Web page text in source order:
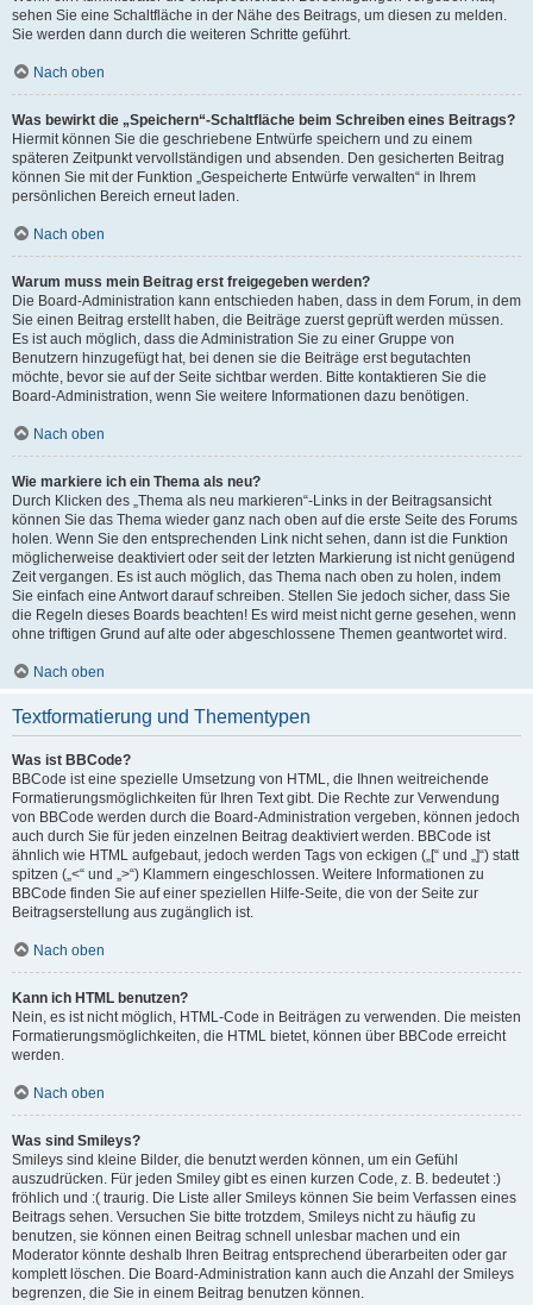
sehen Sie eine Schaltfläche in der Nähe des Beitrags, um diesen zu melden.
Sie werden dann durch die weiteren Schritte geführt.
Nach oben
Was bewirkt die „Speichern“-Schaltfläche beim Schreiben eines Beitrags?
Hiermit können Sie die geschriebene Entwürfe speichern und zu einem
späteren Zeitpunkt vervollständigen und absenden. Den gesicherten Beitrag
können Sie mit der Funktion „Gespeicherte Entwürfe verwalten“ in Ihrem
persönlichen Bereich erneut laden.
Nach oben
Warum muss mein Beitrag erst freigegeben werden?
Die Board-Administration kann entschieden haben, dass in dem Forum, in dem
Sie einen Beitrag erstellt haben, die Beiträge zuerst geprüft werden müssen.
Es ist auch möglich, dass die Administration Sie zu einer Gruppe von
Benutzern hinzugefügt hat, bei denen sie die Beiträge erst begutachten
möchte, bevor sie auf der Seite sichtbar werden. Bitte kontaktieren Sie die
Board-Administration, wenn Sie weitere Informationen dazu benötigen.
Nach oben
Wie markiere ich ein Thema als neu?
Durch Klicken des „Thema als neu markieren“-Links in der Beitragsansicht
können Sie das Thema wieder ganz nach oben auf die erste Seite des Forums
holen. Wenn Sie den entsprechenden Link nicht sehen, dann ist die Funktion
möglicherweise deaktiviert oder seit der letzten Markierung ist nicht genügend
Zeit vergangen. Es ist auch möglich, das Thema nach oben zu holen, indem
Sie einfach eine Antwort darauf schreiben. Stellen Sie jedoch sicher, dass Sie
die Regeln dieses Boards beachten! Es wird meist nicht gerne gesehen, wenn
ohne triftigen Grund auf alte oder abgeschlossene Themen geantwortet wird.
Nach oben
Textformatierung und Thementypen
Was ist BBCode?
BBCode ist eine spezielle Umsetzung von HTML, die Ihnen weitreichende
Formatierungsmöglichkeiten für Ihren Text gibt. Die Rechte zur Verwendung
von BBCode werden durch die Board-Administration vergeben, können jedoch
auch durch Sie für jeden einzelnen Beitrag deaktiviert werden. BBCode ist
ähnlich wie HTML aufgebaut, jedoch werden Tags von eckigen („[“ und „]“) statt
spitzen („<“ und „>“) Klammern eingeschlossen. Weitere Informationen zu
BBCode finden Sie auf einer speziellen Hilfe-Seite, die von der Seite zur
Beitragserstellung aus zugänglich ist.
Nach oben
Kann ich HTML benutzen?
Nein, es ist nicht möglich, HTML-Code in Beiträgen zu verwenden. Die meisten
Formatierungsmöglichkeiten, die HTML bietet, können über BBCode erreicht
werden.
Nach oben
Was sind Smileys?
Smileys sind kleine Bilder, die benutzt werden können, um ein Gefühl
auszudrücken. Für jeden Smiley gibt es einen kurzen Code, z. B. bedeutet :)
fröhlich und :( traurig. Die Liste aller Smileys können Sie beim Verfassen eines
Beitrags sehen. Versuchen Sie bitte trotzdem, Smileys nicht zu häufig zu
benutzen, sie können einen Beitrag schnell unlesbar machen und ein
Moderator könnte deshalb Ihren Beitrag entsprechend überarbeiten oder gar
komplett löschen. Die Board-Administration kann auch die Anzahl der Smileys
begrenzen, die Sie in einem Beitrag benutzen können.